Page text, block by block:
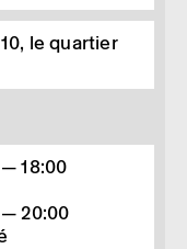
le quartier
18:00
20:00